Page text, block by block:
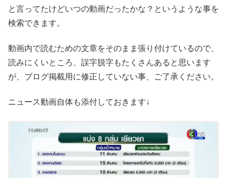
と言ってたけどいつの動画だったかな？というような事を
検索できます。
動画内で読むための文章をそのまま張り付けているので、
読みにくいところ、誤字脱字もたくさんあると思います
が、ブログ掲載用に修正していない事、ご了承ください。
ニュース動画自体も添付しておきます↓